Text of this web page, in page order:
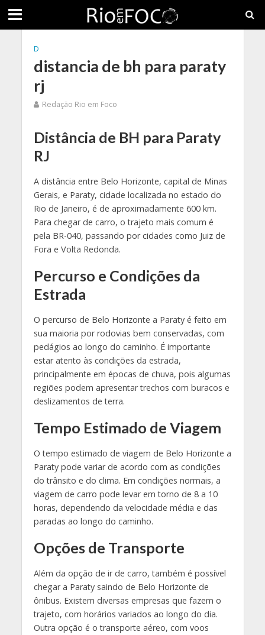
D
distancia de bh para paraty
rj
Redação Rio em Foco
Distância de BH para Paraty
RJ
A distância entre Belo Horizonte, capital de Minas
Gerais, e Paraty, cidade localizada no estado do
Rio de Janeiro, é de aproximadamente 600 km.
Para chegar de carro, o trajeto mais comum é
pela BR-040, passando por cidades como Juiz de
Fora e Volta Redonda.
Percurso e Condições da
Estrada
O percurso de Belo Horizonte a Paraty é feito em
sua maioria por rodovias bem conservadas, com
pedágios ao longo do caminho. É importante
estar atento às condições da estrada,
principalmente em épocas de chuva, pois algumas
regiões podem apresentar trechos com buracos e
deslizamentos de terra.
Tempo Estimado de Viagem
O tempo estimado de viagem de Belo Horizonte a
Paraty pode variar de acordo com as condições
do trânsito e do clima. Em condições normais, a
viagem de carro pode levar em torno de 8 a 10
horas, dependendo da velocidade média e das
paradas ao longo do caminho.
Opções de Transporte
Além da opção de ir de carro, também é possível
chegar a Paraty saindo de Belo Horizonte de
ônibus. Existem diversas empresas que fazem o
trajeto, com horários variados ao longo do dia.
Outra opção é o transporte aéreo, com voos